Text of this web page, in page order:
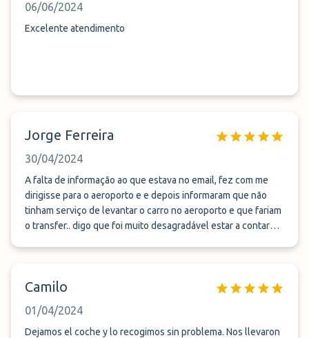
06/06/2024
Excelente atendimento
Jorge Ferreira
30/04/2024
A falta de informação ao que estava no email, fez com me
dirigisse para o aeroporto e e depois informaram que não
tinham serviço de levantar o carro no aeroporto e que fariam
o transfer.. digo que foi muito desagradável estar a contar
Camilo
01/04/2024
Dejamos el coche y lo recogimos sin problema. Nos llevaron